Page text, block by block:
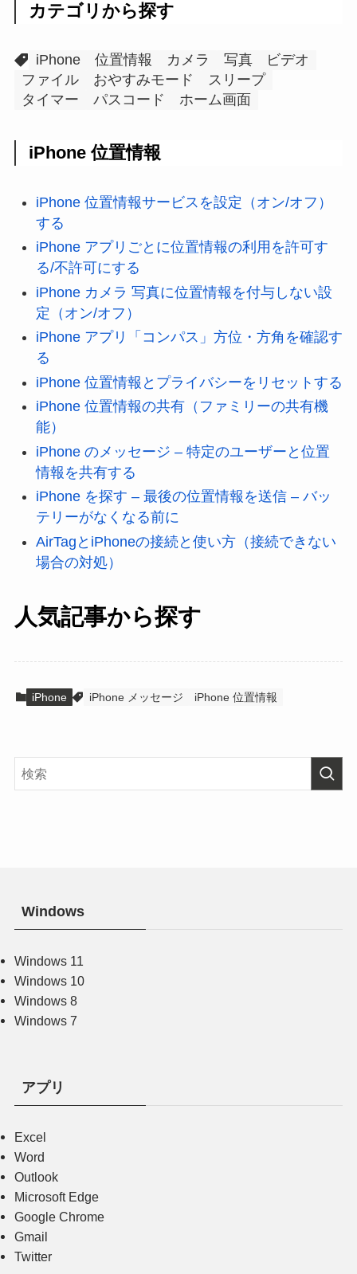
カテゴリから探す
iPhone 位置情報 カメラ 写真
ビデオ
ファイル
おやすみモード
スリープ
タイマー
パスコード ホーム画面
iPhone 位置情報
iPhone 位置情報サービスを設定（オン/オフ）
する
iPhone アプリごとに位置情報の利用を許可す
る/不許可にする
iPhone カメラ 写真に位置情報を付与しない設
定（オン/オフ）
iPhone アプリ「コンパス」方位・方角を確認す
る
iPhone 位置情報とプライバシーをリセットする
iPhone 位置情報の共有（ファミリーの共有機
能）
iPhone のメッセージ – 特定のユーザーと位置
情報を共有する
iPhone を探す – 最後の位置情報を送信 – バッ
テリーがなくなる前に
AirTagとiPhoneの接続と使い方（接続できない
場合の対処）
人気記事から探す
iPhone iPhone メッセージ iPhone 位置情報
Windows
Windows 11
Windows 10
Windows 8
Windows 7
アプリ
Excel
Word
Outlook
Microsoft Edge
Google Chrome
Gmail
Twitter